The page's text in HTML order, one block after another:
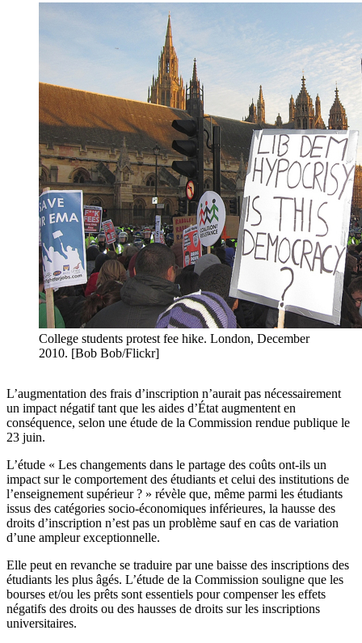
College students protest fee hike. London, December
2010. [Bob Bob/Flickr]
L’augmentation des frais d’inscription n’aurait pas nécessairement
un impact négatif tant que les aides d’État augmentent en
conséquence, selon une étude de la Commission rendue publique le
23 juin.
L’étude « Les changements dans le partage des coûts ont-ils un
impact sur le comportement des étudiants et celui des institutions de
l’enseignement supérieur ? » révèle que, même parmi les étudiants
issus des catégories socio-économiques inférieures, la hausse des
droits d’inscription n’est pas un problème sauf en cas de variation
d’une ampleur exceptionnelle.
Elle peut en revanche se traduire par une baisse des inscriptions des
étudiants les plus âgés. L’étude de la Commission souligne que les
bourses et/ou les prêts sont essentiels pour compenser les effets
négatifs des droits ou des hausses de droits sur les inscriptions
universitaires.